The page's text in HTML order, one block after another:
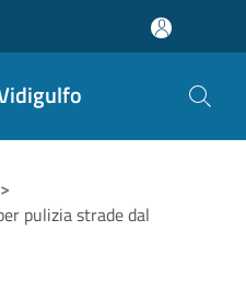
>
pulizia strade dal